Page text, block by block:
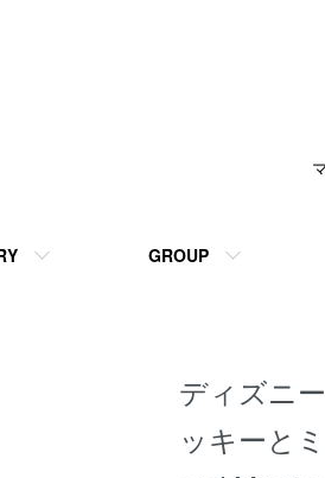
GROUP
ディズニ
ッキーと